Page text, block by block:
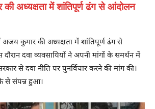
अध्यक्षता में शांतिपूर्ण ढंग से आंदोलन
अजय कुमार की अध्यक्षता में शांतिपूर्ण ढंग से
दवा व्यवसायियों ने अपनी मांगों के समर्थन में
से दवा नीति पर पुनर्विचार करने की मांग की।
से संपन्न हुआ।